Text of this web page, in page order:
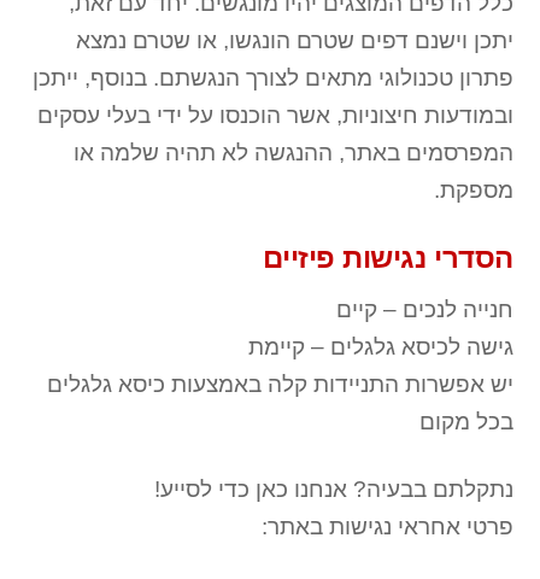
יתכן וישנם דפים שטרם הונגשו, או שטרם נמצא
פתרון טכנולוגי מתאים לצורך הנגשתם. בנוסף, ייתכן
ובמודעות חיצוניות, אשר הוכנסו על ידי בעלי עסקים
המפרסמים באתר, ההנגשה לא תהיה שלמה או
מספקת.
הסדרי נגישות פיזיים
חנייה לנכים – קיים
גישה לכיסא גלגלים – קיימת
יש אפשרות התניידות קלה באמצעות כיסא גלגלים
בכל מקום
נתקלתם בבעיה? אנחנו כאן כדי לסייע!
פרטי אחראי נגישות באתר: